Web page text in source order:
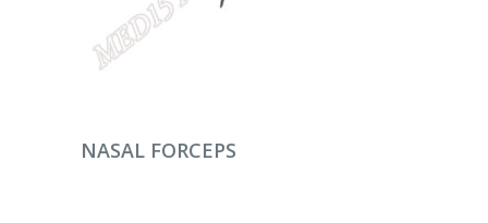
DEVAMINI OKU
NASAL FORCEPS